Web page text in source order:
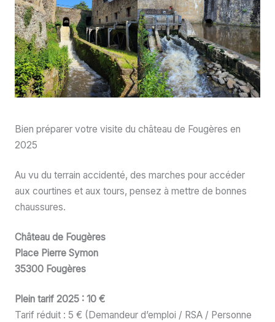
Bien préparer votre visite du château de Fougères en
2025
Au vu du terrain accidenté, des marches pour accéder
aux courtines et aux tours, pensez à mettre de bonnes
chaussures.
Château de Fougères
Place Pierre Symon
35300 Fougères
Plein tarif 2025 : 10 €
Tarif réduit : 5 € (Demandeur d’emploi / RSA / Personne